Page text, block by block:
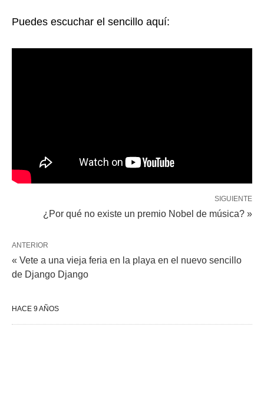
Puedes escuchar el sencillo aquí:
SIGUIENTE
¿Por qué no existe un premio Nobel de música? »
ANTERIOR
« Vete a una vieja feria en la playa en el nuevo sencillo
de Django Django
HACE 9 AÑOS